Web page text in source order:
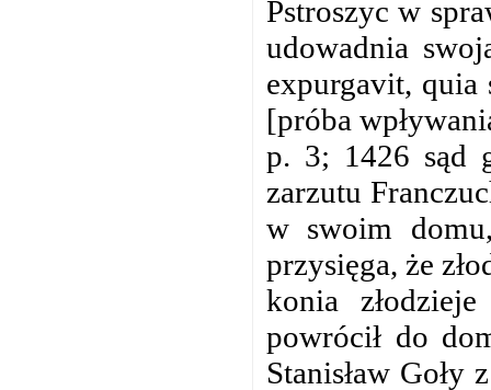
Pstroszyc w
udowadnia
expurgavit, quia
[próba
p. 3; 1426 sąd
zarzutu
w swoim
przysięga, że
konia
powrócił do
Stanisław